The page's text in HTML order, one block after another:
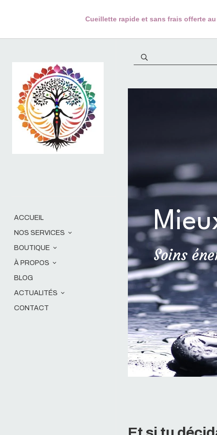
Cueillette rapide et sans frais offerte
ACCUEIL
NOS SERVICES
BOUTIQUE
À PROPOS
BLOG
ACTUALITÉS
CONTACT
Soins